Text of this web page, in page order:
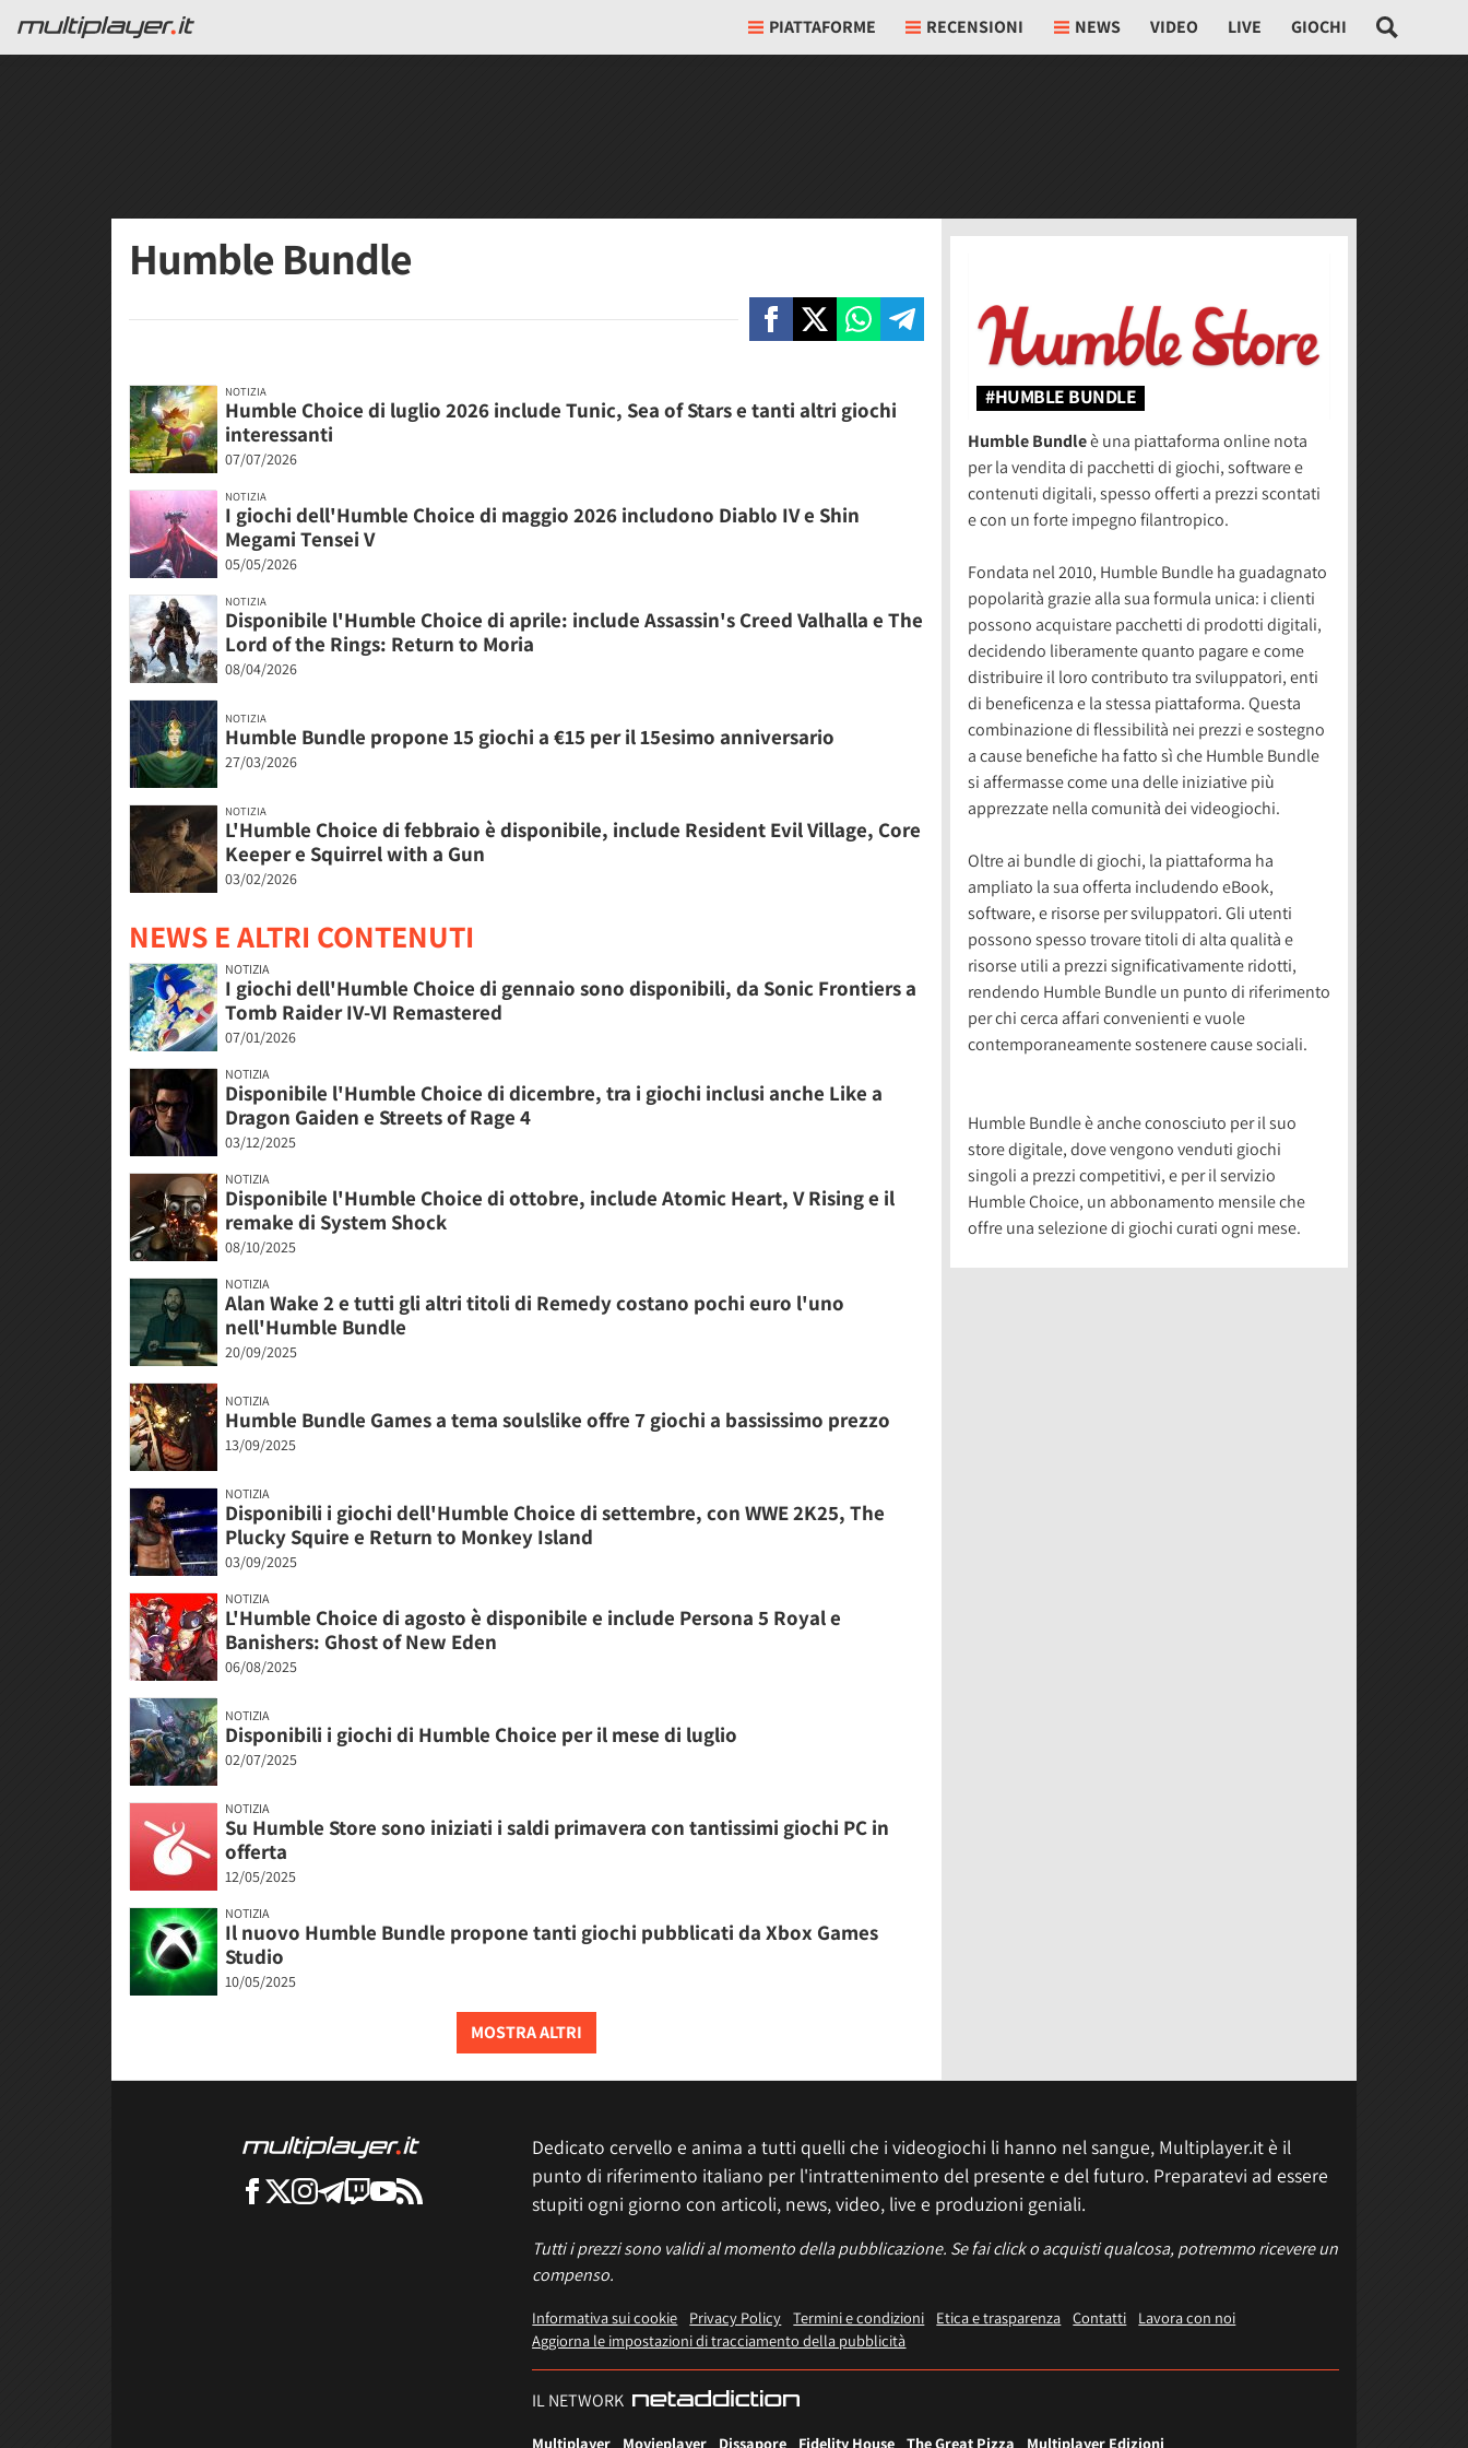
PIATTAFORME RECENSIONI NEWS VIDEO LIVE GIOCHI
Humble Bundle
NOTIZIA
Humble Choice di luglio 2026 include Tunic, Sea of Stars e tanti altri giochi
interessanti
07/07/2026
NOTIZIA
I giochi dell'Humble Choice di maggio 2026 includono Diablo IV e Shin
Megami Tensei V
05/05/2026
NOTIZIA
Disponibile l'Humble Choice di aprile: include Assassin's Creed Valhalla e The
Lord of the Rings: Return to Moria
08/04/2026
NOTIZIA
Humble Bundle propone 15 giochi a €15 per il 15esimo anniversario
27/03/2026
NOTIZIA
L'Humble Choice di febbraio è disponibile, include Resident Evil Village, Core
Keeper e Squirrel with a Gun
03/02/2026
NEWS E ALTRI CONTENUTI
NOTIZIA
I giochi dell'Humble Choice di gennaio sono disponibili, da Sonic Frontiers a
Tomb Raider IV-VI Remastered
07/01/2026
NOTIZIA
Disponibile l'Humble Choice di dicembre, tra i giochi inclusi anche Like a
Dragon Gaiden e Streets of Rage 4
03/12/2025
NOTIZIA
Disponibile l'Humble Choice di ottobre, include Atomic Heart, V Rising e il
remake di System Shock
08/10/2025
NOTIZIA
Alan Wake 2 e tutti gli altri titoli di Remedy costano pochi euro l'uno
nell'Humble Bundle
20/09/2025
NOTIZIA
Humble Bundle Games a tema soulslike offre 7 giochi a bassissimo prezzo
13/09/2025
NOTIZIA
Disponibili i giochi dell'Humble Choice di settembre, con WWE 2K25, The
Plucky Squire e Return to Monkey Island
03/09/2025
NOTIZIA
L'Humble Choice di agosto è disponibile e include Persona 5 Royal e
Banishers: Ghost of New Eden
06/08/2025
NOTIZIA
Disponibili i giochi di Humble Choice per il mese di luglio
02/07/2025
NOTIZIA
Su Humble Store sono iniziati i saldi primavera con tantissimi giochi PC in
offerta
12/05/2025
NOTIZIA
Il nuovo Humble Bundle propone tanti giochi pubblicati da Xbox Games
Studio
10/05/2025
MOSTRA ALTRI
#HUMBLE BUNDLE
Humble Bundleè una piattaforma online nota
per la vendita di pacchetti di giochi, software e
contenuti digitali, spesso offerti a prezzi scontati
e con un forte impegno filantropico.
Fondata nel 2010, Humble Bundle ha guadagnato
popolarità grazie alla sua formula unica: i clienti
possono acquistare pacchetti di prodotti digitali,
decidendo liberamente quanto pagare e come
distribuire il loro contributo tra sviluppatori, enti
di beneficenza e la stessa piattaforma. Questa
combinazione di flessibilità nei prezzi e sostegno
a cause benefiche ha fatto sì che Humble Bundle
si affermasse come una delle iniziative più
apprezzate nella comunità dei videogiochi.
Oltre ai bundle di giochi, la piattaforma ha
ampliato la sua offerta includendo eBook,
software, e risorse per sviluppatori. Gli utenti
possono spesso trovare titoli di alta qualità e
risorse utili a prezzi significativamente ridotti,
rendendo Humble Bundle un punto di riferimento
per chi cerca affari convenienti e vuole
contemporaneamente sostenere cause sociali.
Humble Bundle è anche conosciuto per il suo
store digitale, dove vengono venduti giochi
singoli a prezzi competitivi, e per il servizio
Humble Choice, un abbonamento mensile che
offre una selezione di giochi curati ogni mese.
Dedicato cervello e anima a tutti quelli che i videogiochi li hanno nel sangue, Multiplayer.it è il
punto di riferimento italiano per l'intrattenimento del presente e del futuro. Preparatevi ad essere
stupiti ogni giorno con articoli, news, video, live e produzioni geniali.
Tutti i prezzi sono validi al momento della pubblicazione. Se fai click o acquisti qualcosa, potremmo ricevere un
compenso.
Informativa sui cookie Privacy Policy Termini e condizioni Etica e trasparenza Contatti
Lavora con noi
Aggiorna le impostazioni di tracciamento della pubblicità
IL NETWORK
Multiplayer Movieplayer Dissapore Fidelity House The Great Pizza Multiplayer Edizioni